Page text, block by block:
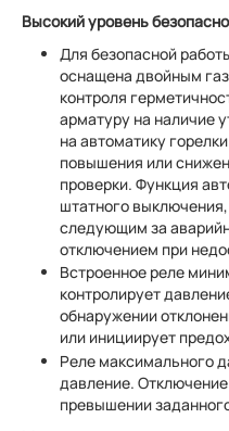
Высокий уровень
Для безопасной
оснащена двойным
контроля
арматуру на наличие
на автоматику
повышения или
проверки. Функция
штатного
следующим за
отключением при
Встроенное реле
контролирует
обнаружении
или инициирует
Реле максимального
давление.
превышении